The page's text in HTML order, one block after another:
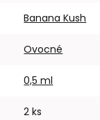
Banana Kush
Ovocné
0,5 ml
2 ks